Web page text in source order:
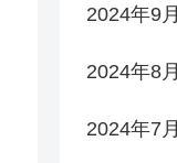
2024年9月
2024年8月
2024年7月